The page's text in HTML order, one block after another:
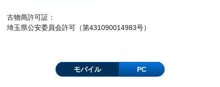
古物商許可証：
埼玉県公安委員会許可（第431090014983号）
モバイル PC